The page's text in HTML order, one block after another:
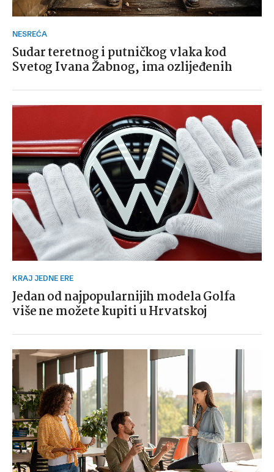
NESREĆA
Sudar teretnog i putničkog vlaka kod
Svetog Ivana Žabnog, ima ozlijeđenih
KRAJ JEDNE ERE
Jedan od najpopularnijih modela Golfa
više ne možete kupiti u Hrvatskoj